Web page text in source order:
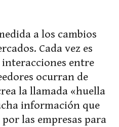
a los cambios
Cada vez es
interacciones entre
ocurran de
la llamada «huella
información que
las empresas para